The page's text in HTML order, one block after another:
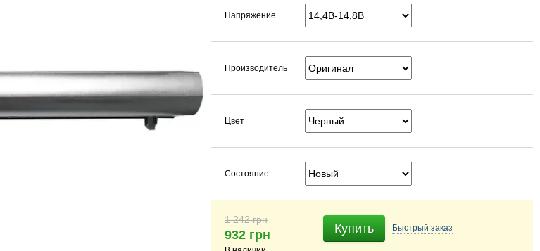
Напряжение
Производитель
Цвет
Состояние
1 242 грн
932 грн Купить Быстрый заказ